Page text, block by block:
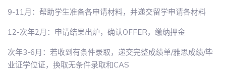
9-11月：帮助学生准备各申请材料，并递交留学申请各材料
12-次年2月：申请结果出炉，确认OFFER，缴纳押金
次年3-6月：若收到有条件录取，递交完整成绩单/雅思成绩/毕
业证学位证，换取无条件录取和CAS